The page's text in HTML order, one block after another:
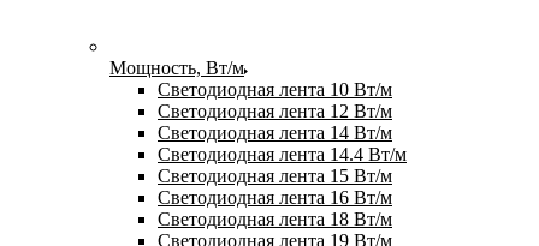
Мощность, Вт/м
Светодиодная лента 10 Вт/м
Светодиодная лента 12 Вт/м
Светодиодная лента 14 Вт/м
Светодиодная лента 14.4 Вт/м
Светодиодная лента 15 Вт/м
Светодиодная лента 16 Вт/м
Светодиодная лента 18 Вт/м
Светодиодная лента 19 Вт/м